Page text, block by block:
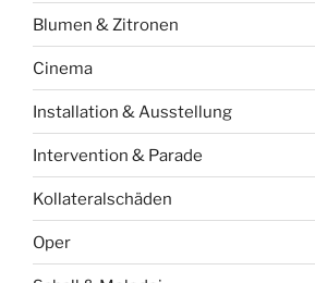
Blumen & Zitronen
Cinema
Installation & Ausstellung
Intervention & Parade
Kollateralschäden
Oper